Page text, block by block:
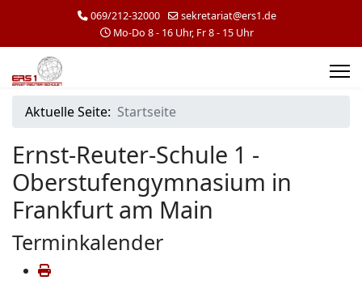
069/212-32000
sekretariat@ers1.de
Mo-Do 8 - 16 Uhr, Fr 8 - 15 Uhr
Aktuelle Seite: Startseite
Ernst-Reuter-Schule 1 -
Oberstufengymnasium in
Frankfurt am Main
Terminkalender